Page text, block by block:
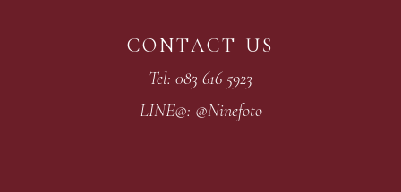
CONTACT US
Tel: 083 616 5923
LINE@: @Ninefoto